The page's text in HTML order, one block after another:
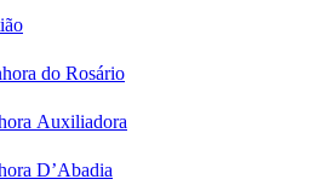
do Rosário
Auxiliadora
D’Abadia